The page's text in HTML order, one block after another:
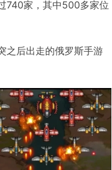
740家，其中500多家位
之后出走的俄罗斯手游